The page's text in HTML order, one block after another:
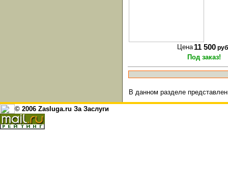
Цена 11 500
Под заказ!
В данном разделе
© 2006 Zasluga.ru За Заслуги